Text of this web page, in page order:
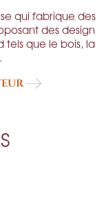
qui fabrique des
des design
tels que le bois, la